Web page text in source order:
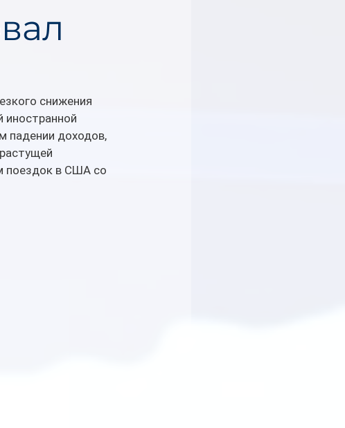
снижения
иностранной
падении доходов,
поездок в США со